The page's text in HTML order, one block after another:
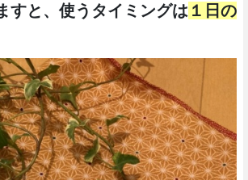
すと、使うタイミングは １日の